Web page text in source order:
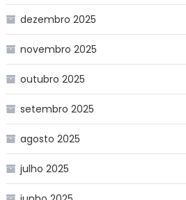
dezembro 2025
novembro 2025
outubro 2025
setembro 2025
agosto 2025
julho 2025